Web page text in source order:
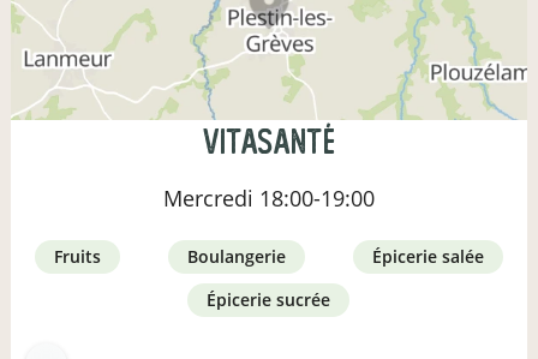
Vitasanté
Mercredi 18:00-19:00
fruits boulangerie
épicerie salée
épicerie sucrée